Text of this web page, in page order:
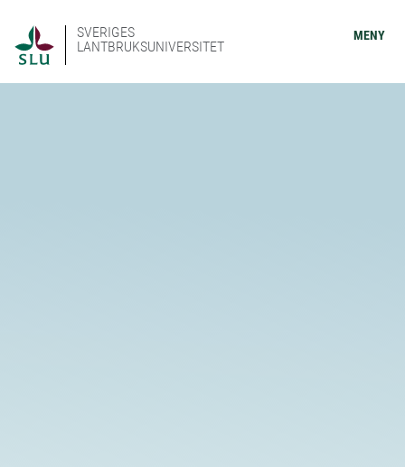
SVERIGES
LANTBRUKSUNIVERSITET
MENY